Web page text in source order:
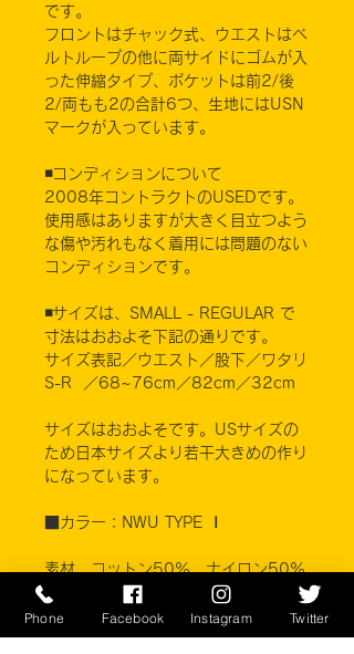
です。
フロントはチャック式、ウエストはベ
ルトループの他に両サイドにゴムが入
った伸縮タイプ、ポケットは前2/後
2/両もも2の合計6つ、生地にはUSN
マークが入っています。
◾️コンディションについて
2008年コントラクトのUSEDです。
使用感はありますが大きく目立つよう
な傷や汚れもなく着用には問題のない
コンディションです。
◾️サイズは、SMALL - REGULAR で
寸法はおおよそ下記の通りです。
サイズ表記／ウエスト／股下／ワタリ
S-R ／68~76cm／82cm／32cm
サイズはおおよそです。USサイズの
ため日本サイズより若干大きめの作り
になっています。
■カラー：NWU TYPE Ⅰ
素材 コットン50% ナイロン50%
READYONE INDUSTRIES, INC.
※ご注意ください
Phone Facebook Instagram Twitter